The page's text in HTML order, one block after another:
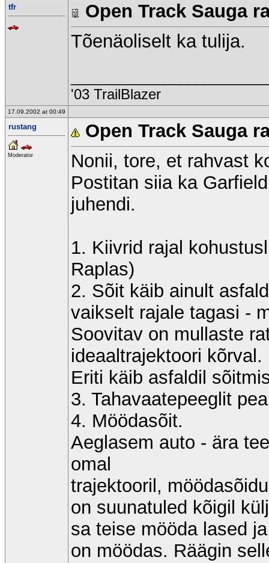
tfr
Open Track Sauga
Tõenäoliselt ka tulija.
'03 TrailBlazer
17.09.2002 at 00:49
rustang
Moderator
Open Track Sauga
Nonii, tore, et rahvast
Postitan siia ka
juhendi.
1. Kiivrid rajal
Raplas)
2. Sõit käib ainult
vaikselt rajale tagasi -
Soovitav on mullaste
ideaaltrajektoori kõrval.
Eriti käib asfaldil
3. Tahavaatepeeglit
4. Möödasõit.
Aeglasem auto - ära
omal
trajektooril,
on suunatuled kõigil
sa teise mööda lased
on möödas. Räägin